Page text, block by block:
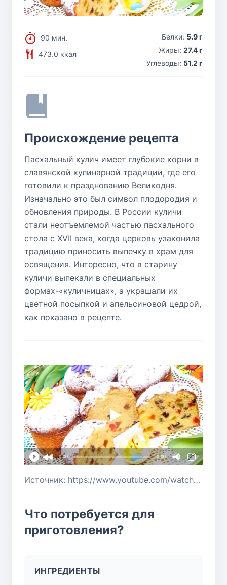
90 мин.
473.0 ккал
Белки: 5.9 г
Жиры: 27.4 г
Углеводы: 51.2 г
Происхождение рецепта
Пасхальный кулич имеет глубокие корни в
славянской кулинарной традиции, где его
готовили к празднованию Великодня.
Изначально это был символ плодородия и
обновления природы. В России куличи
стали неотъемлемой частью пасхального
стола с XVII века, когда церковь узаконила
традицию приносить выпечку в храм для
освящения. Интересно, что в старину
куличи выпекали в специальных
формах-«куличницах», а украшали их
цветной посыпкой и апельсиновой цедрой,
как показано в рецепте.
0:00 0:00
Источник: https://www.youtube.com/watch?v=Gu_jJVanoig&list=PLqP8LxMT_6nb-PH4GXh1xGfVxXNF4FBOI
Что потребуется для
приготовления?
ИНГРЕДИЕНТЫ